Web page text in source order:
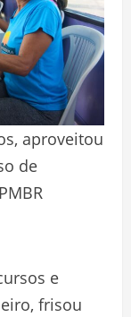
aproveitou
de
e
frisou